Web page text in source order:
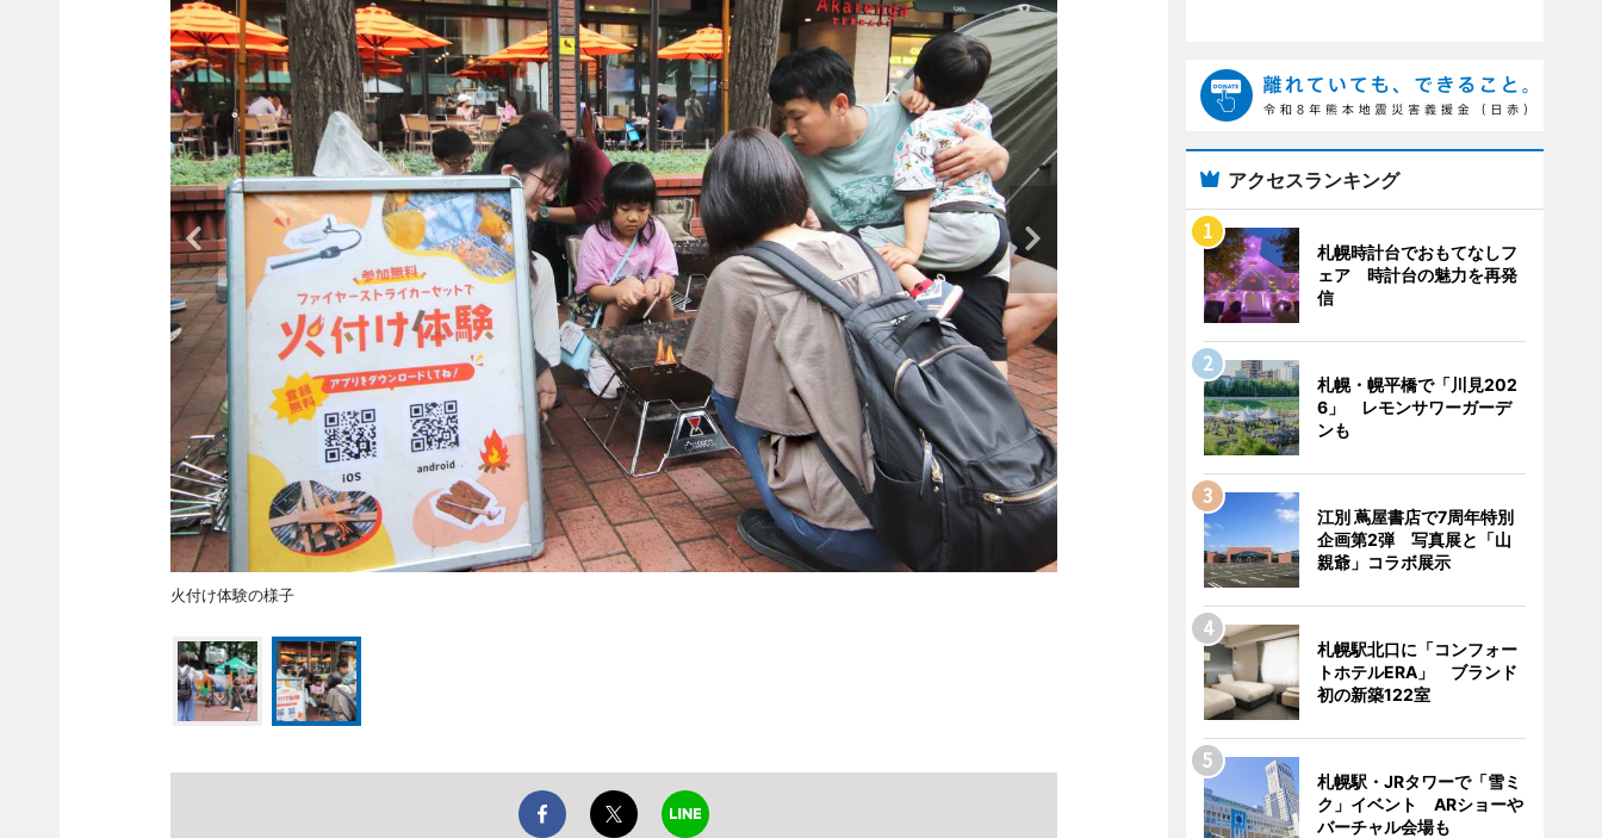
火付け体験の様子
アクセスランキング
札幌時計台でおもてなしフ
ェア 時計台の魅力を再発
信
札幌・幌平橋で「川見202
6」 レモンサワーガーデ
ンも
江別 蔦屋書店で7周年特別
企画第2弾 写真展と「山
親爺」コラボ展示
札幌駅北口に「コンフォー
トホテルERA」 ブランド
初の新築122室
札幌駅・JRタワーで「雪ミ
ク」イベント ARショーや
バーチャル会場も